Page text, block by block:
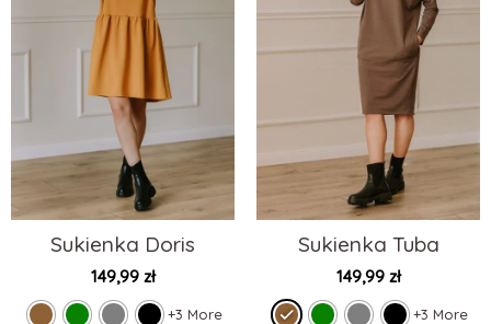
Sukienka Doris
149,99 zł
+3 More
Sukienka Tuba
149,99 zł
+3 More